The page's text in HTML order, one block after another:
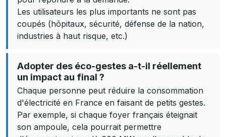
Les utilisateurs les plus importants ne sont pas
coupés (hôpitaux, sécurité, défense de la nation,
industries à haut risque, etc.)
Adopter des éco-gestes a-t-il réellement
un impact au final ?
Chaque personne peut réduire la consommation
d'électricité en France en faisant de petits gestes.
Par exemple, si chaque foyer français éteignait
son ampoule, cela pourrait permettre